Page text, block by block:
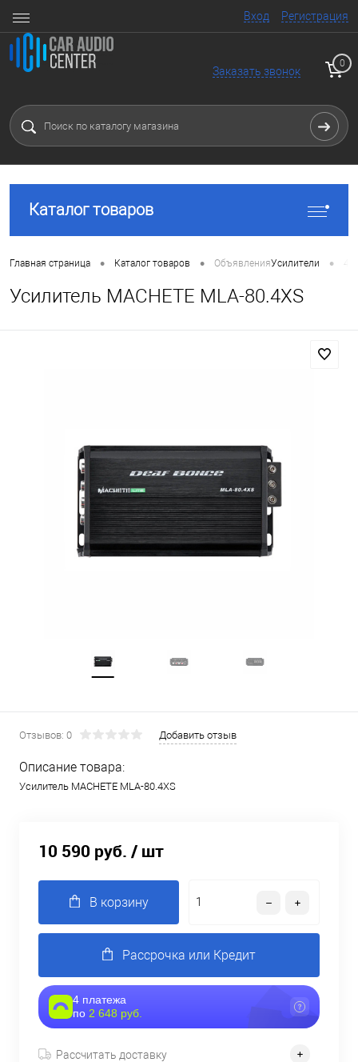
Вход Регистрация
Заказать звонок
0
Каталог товаров
Главная страница • Каталог товаров • ОбъявленияУсилители • 4
Усилитель MACHETE MLA-80.4XS
Отзывов: 0 Добавить отзыв
Описание товара:
Усилитель MACHETE MLA-80.4XS
10 590 руб. / шт
В корзину
Рассрочка или Кредит
4 платежа
по 2 648 руб.
Рассчитать доставку